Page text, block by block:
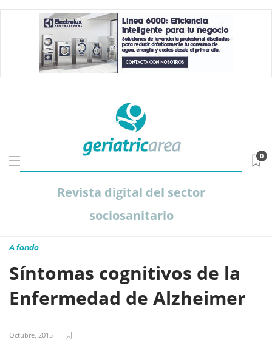
Revista digital del sector
sociosanitario
0
A fondo
Síntomas cognitivos de la
Enfermedad de Alzheimer
Octubre, 2015